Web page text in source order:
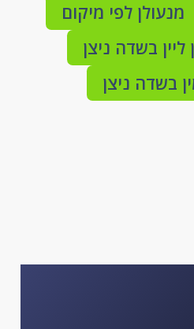
מנעולן לפי מיקום
ליין בשדה ניצן
בשדה ניצן